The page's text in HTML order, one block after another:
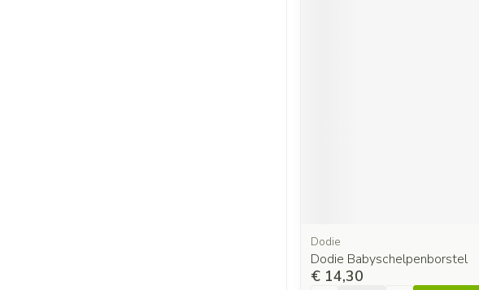
Dodie
Dodie Babyschelpenborstel
€ 14,30